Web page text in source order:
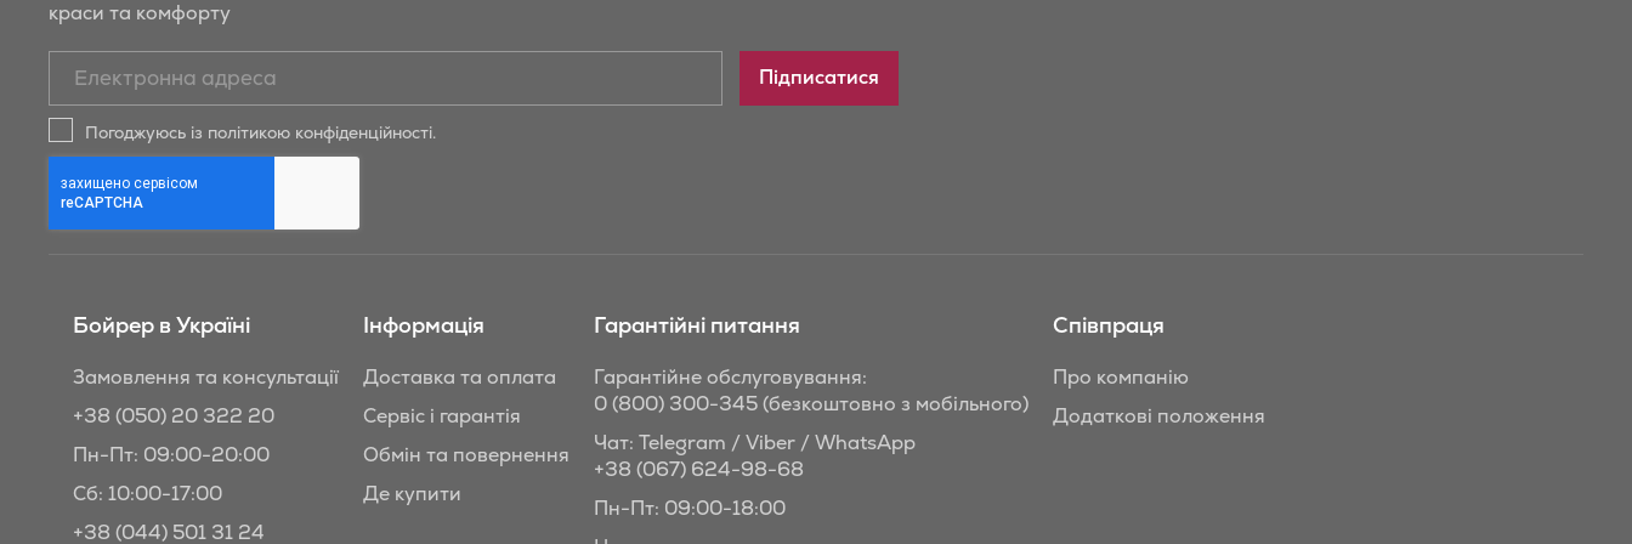
краси та комфорту
новини
та
Бойрер:
Підписатися
Погоджуюсь із політикою конфіденційності.
Бойрер в Україні
Замовлення та консультації
+38 (050) 20 322 20
Пн-Пт: 09:00-20:00
Сб: 10:00-17:00
+38 (044) 501 31 24
Інформація
Доставка та оплата
Сервіс і гарантія
Обмін та повернення
Де купити
Гарантійні питання
Гарантійне обслуговування:
0 (800) 300-345(безкоштовно з мобільного)
Чат: Telegram / Viber / WhatsApp
+38 (067) 624-98-68
Пн-Пт: 09:00-18:00
Співпраця
Про компанію
Додаткові положення